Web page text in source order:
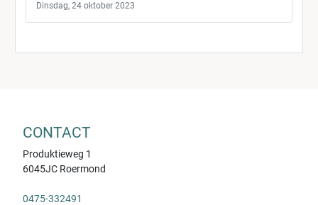
Dinsdag, 24 oktober 2023
CONTACT
Produktieweg 1
6045JC Roermond
0475-332491